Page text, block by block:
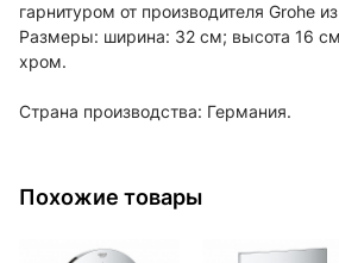
гарнитуром от производителя Grohe
Размеры: ширина: 32 см; высота 16
хром.
Страна производства: Германия.
Похожие товары